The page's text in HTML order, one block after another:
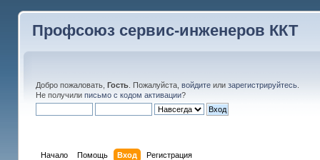
Профсоюз сервис-инженеров ККТ
Добро пожаловать, Гость. Пожалуйста, войдитеили зарегистрируйтесь.
Не получили письмо с кодом активации?
Начало Помощь Вход Регистрация